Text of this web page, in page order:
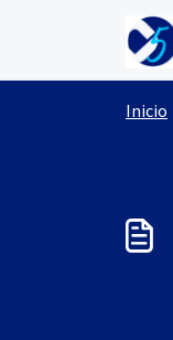
Inicio